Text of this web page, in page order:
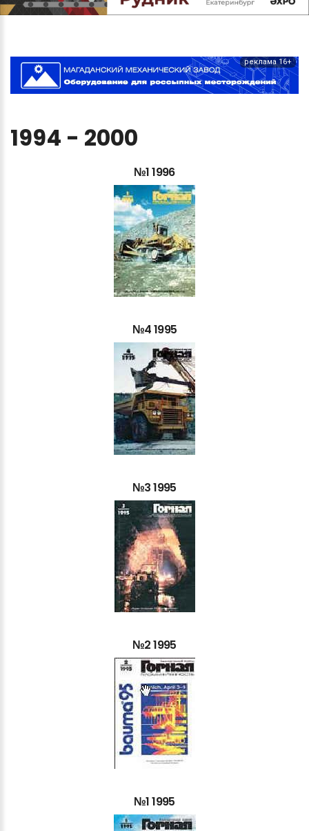
реклама 16+
1994 - 2000
№11996
№41995
№31995
№21995
№11995